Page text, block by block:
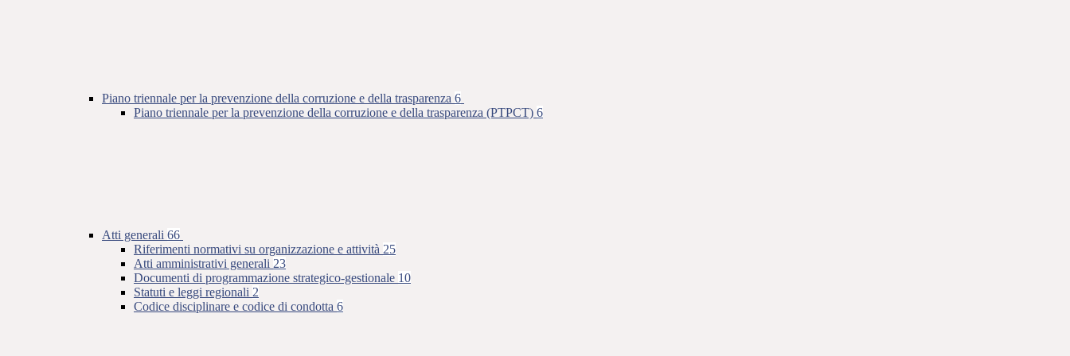
Piano triennale per la prevenzione della corruzione e della trasparenza 6
Piano triennale per la prevenzione della corruzione e della trasparenza (PTPCT) 6
Atti generali 66
Riferimenti normativi su organizzazione e attività 25
Atti amministrativi generali 23
Documenti di programmazione strategico-gestionale 10
Statuti e leggi regionali 2
Codice disciplinare e codice di condotta 6